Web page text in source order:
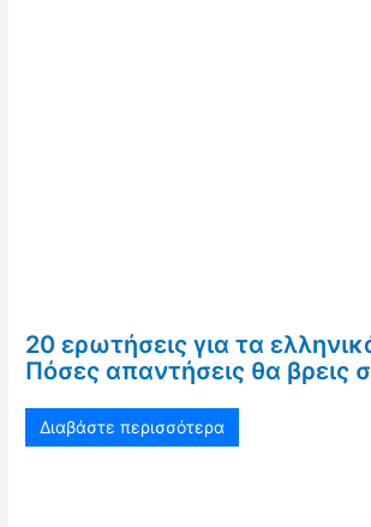
20 ερωτήσεις για τα
Πόσες απαντήσεις θα βρεις
Διαβάστε περισσότερα